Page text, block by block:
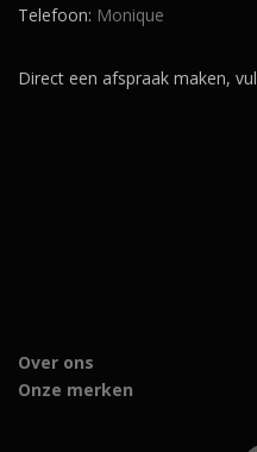
Telefoon: Monique
Direct een afspraak maken, vul
Over ons
Onze merken